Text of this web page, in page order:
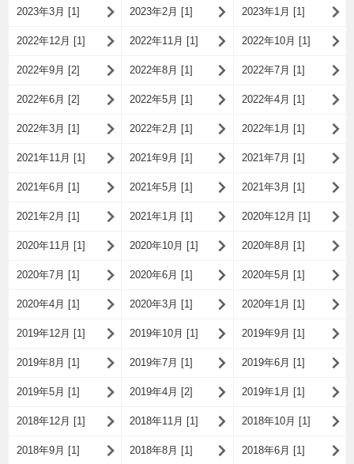
2023年3月 [1] 2023年2月 [1] 2023年1月 [1]
2022年12月 [1] 2022年11月 [1] 2022年10月 [1]
2022年9月 [2] 2022年8月 [1] 2022年7月 [1]
2022年6月 [2] 2022年5月 [1] 2022年4月 [1]
2022年3月 [1] 2022年2月 [1] 2022年1月 [1]
2021年11月 [1] 2021年9月 [1] 2021年7月 [1]
2021年6月 [1] 2021年5月 [1] 2021年3月 [1]
2021年2月 [1] 2021年1月 [1] 2020年12月 [1]
2020年11月 [1] 2020年10月 [1] 2020年8月 [1]
2020年7月 [1] 2020年6月 [1] 2020年5月 [1]
2020年4月 [1] 2020年3月 [1] 2020年1月 [1]
2019年12月 [1] 2019年10月 [1] 2019年9月 [1]
2019年8月 [1] 2019年7月 [1] 2019年6月 [1]
2019年5月 [1] 2019年4月 [2] 2019年1月 [1]
2018年12月 [1] 2018年11月 [1] 2018年10月 [1]
2018年9月 [1] 2018年8月 [1] 2018年6月 [1]